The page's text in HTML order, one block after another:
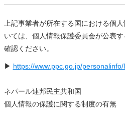
上記事業者が所在する国における個
いては、個人情報保護委員会が公表
確認ください。
▶ https://www.ppc.go.jp/
ネパール連邦民主共和国
個人情報の保護に関する制度の有無